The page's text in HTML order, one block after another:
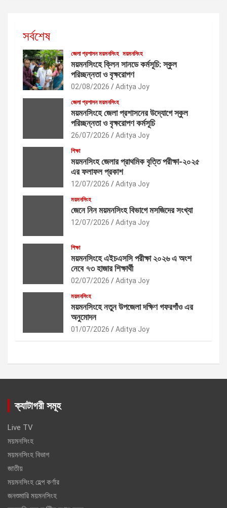
সর্বশেষ
জেলা প্রশাসন ময়মনসিংহ ময়মনসিংহ
ময়মনসিংহে ক্লিন সানডে কর্মসূচি: স্কুল
পরিচ্ছন্নতা ও বৃক্ষরোপণ
02/08/2026 Aditya Joy
জেলা প্রশাসন ময়মনসিংহ
ময়মনসিংহে জেলা প্রশাসনের উদ্যোগে স্কুল
পরিচ্ছন্নতা ও বৃক্ষরোপণ কর্মসূচি
26/07/2026 Aditya Joy
শিক্ষা
ময়মনসিংহ জেলার প্রাথমিক বৃত্তি পরীক্ষা-২০২৫
এর ফলাফল প্রকাশ
12/07/2026 Aditya Joy
ময়মনসিংহ
জেনে নিন ময়মনসিংহ বিভাগে মসজিদের সংখ্যা
12/07/2026 Aditya Joy
শিক্ষা
ময়মনসিংহে এইচএসসি পরীক্ষা ২০২৬ এ অংশ
নেবে ৭৩ হাজার শিক্ষার্থী
02/07/2026 Aditya Joy
ময়মনসিংহ
ময়মনসিংহে নতুন উপজেলা দক্ষিণ গফরগাঁও এর
অনুমোদন
01/07/2026 Aditya Joy
ক্যাটাগরী সমূহ
Live TV
ময়মনসিংহ
ময়মনসিংহ বিভাগ
জাতীয়
ময়মনসিংহ হেল্প কর্ণার
জনশুমারি ময়মনসিংহ